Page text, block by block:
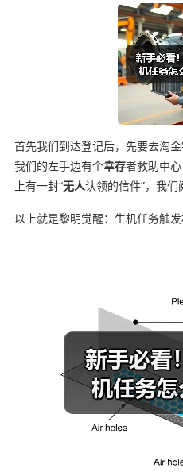
首先我们到达登记后，先要去淘
我们的左手边有个幸存者救助中
上有一封“无人认领的信件”，我们
以上就是黎明觉醒：生机任务触发